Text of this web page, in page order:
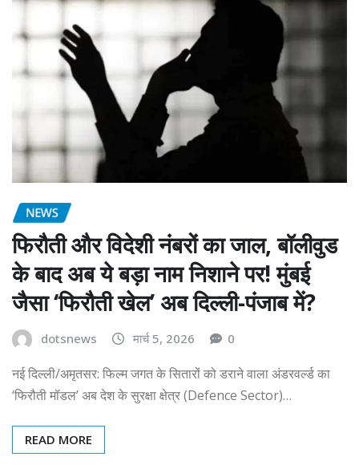
NEWS
फिरौती और विदेशी नंबरों का जाल, बॉलीवुड
के बाद अब ये बड़ा नाम निशाने पर! मुंबई
जैसा ‘फिरौती खेल’ अब दिल्ली-पंजाब में?
dotsnews मार्च 5, 2026 0
नई दिल्ली/अमृतसर: फिल्म जगत के सितारों को डराने वाला अंडरवर्ल्ड का
‘फिरौती मॉडल’ अब देश के सुरक्षा क्षेत्र (Defence Sector)…
READ MORE